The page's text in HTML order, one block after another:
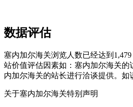
数据评估
塞内加尔海关浏览人数已经达到
站价值评估因素如：塞内加尔海关
内加尔海关的站长进行洽谈提供。如
关于塞内加尔海关特别声明